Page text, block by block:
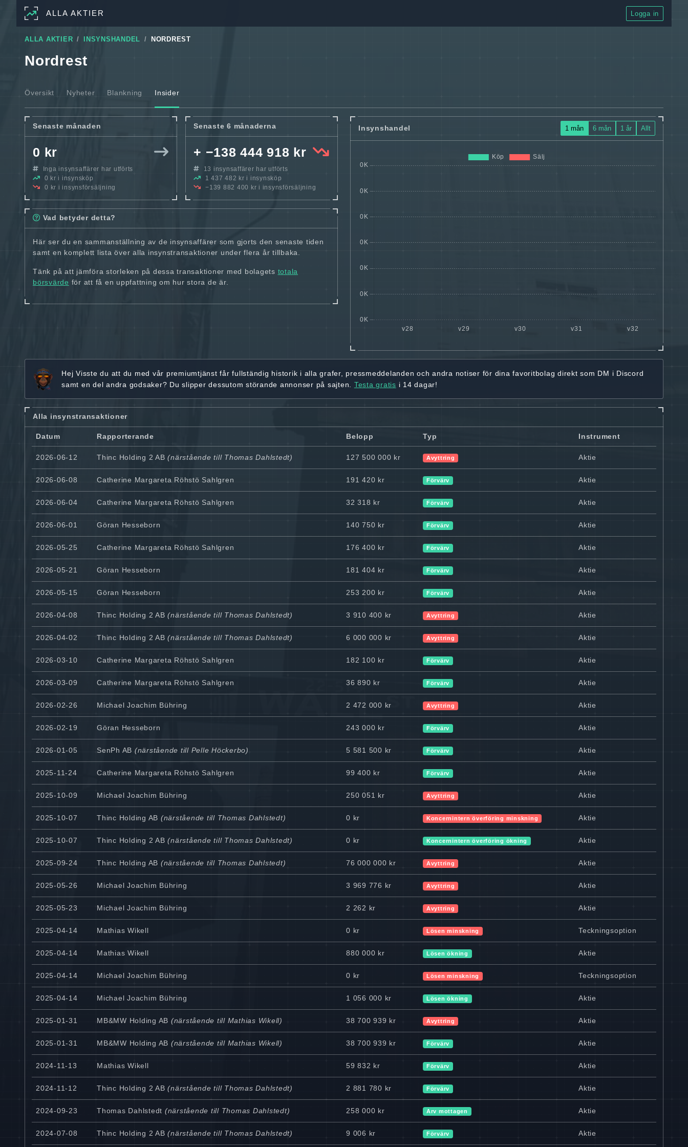
ALLA AKTIER Logga in
ALLA AKTIER INSYNSHANDEL NORDREST
Nordrest
Översikt Nyheter Blankning Insider
Senaste månaden
0 kr
Inga insynsaffärer har utförts
0 kr i insynsköp
0 kr i insynsförsäljning
Senaste 6 månaderna
+ −138 444 918 kr
13 insynsaffärer har utförts
1 437 482 kr i insynsköp
−139 882 400 kr i insynsförsäljning
Vad betyder detta?
Här ser du en sammanställning av de insynsaffärer som gjorts den senaste tiden
samt en komplett lista över alla insynstransaktioner under flera år tillbaka.
Tänk på att jämföra storleken på dessa transaktioner med bolagets totala
börsvärde för att få en uppfattning om hur stora de är.
Insynshandel 1 mån 6 mån 1 år Allt
Hej Visste du att du med vår premiumtjänst fårfullständig historik i alla grafer, pressmeddelanden och andra notiser för dina favoritbolag direkt som DM i Discord
samt en del andra godsaker? Du slipper dessutom störande annonser på sajten. Testa gratis i 14 dagar!
Alla insynstransaktioner
Datum Rapporterande Belopp Typ Instrument
2026-06-12 Thinc Holding 2 AB (närstående till Thomas Dahlstedt) 127 500 000 kr Avyttring Aktie
2026-06-08 Catherine Margareta Röhstö Sahlgren 191 420 kr Förvärv Aktie
2026-06-04 Catherine Margareta Röhstö Sahlgren 32 318 kr Förvärv Aktie
2026-06-01 Göran Hesseborn 140 750 kr Förvärv Aktie
2026-05-25 Catherine Margareta Röhstö Sahlgren 176 400 kr Förvärv Aktie
2026-05-21 Göran Hesseborn 181 404 kr Förvärv Aktie
2026-05-15 Göran Hesseborn 253 200 kr Förvärv Aktie
2026-04-08 Thinc Holding 2 AB (närstående till Thomas Dahlstedt) 3 910 400 kr Avyttring Aktie
2026-04-02 Thinc Holding 2 AB (närstående till Thomas Dahlstedt) 6 000 000 kr Avyttring Aktie
2026-03-10 Catherine Margareta Röhstö Sahlgren 182 100 kr Förvärv Aktie
2026-03-09 Catherine Margareta Röhstö Sahlgren 36 890 kr Förvärv Aktie
2026-02-26 Michael Joachim Bühring 2 472 000 kr Avyttring Aktie
2026-02-19 Göran Hesseborn 243 000 kr Förvärv Aktie
2026-01-05 SenPh AB (närstående till Pelle Höckerbo) 5 581 500 kr Förvärv Aktie
2025-11-24 Catherine Margareta Röhstö Sahlgren 99 400 kr Förvärv Aktie
2025-10-09 Michael Joachim Bühring 250 051 kr Avyttring Aktie
2025-10-07 Thinc Holding AB (närstående till Thomas Dahlstedt) 0 kr Koncernintern överföring minskning Aktie
2025-10-07 Thinc Holding 2 AB (närstående till Thomas Dahlstedt) 0 kr Koncernintern överföring ökning Aktie
2025-09-24 Thinc Holding AB (närstående till Thomas Dahlstedt) 76 000 000 kr Avyttring Aktie
2025-05-26 Michael Joachim Bühring 3 969 776 kr Avyttring Aktie
2025-05-23 Michael Joachim Bühring 2 262 kr Avyttring Aktie
2025-04-14 Mathias Wikell 0 kr Lösen minskning Teckningsoption
2025-04-14 Mathias Wikell 880 000 kr Lösen ökning Aktie
2025-04-14 Michael Joachim Bühring 0 kr Lösen minskning Teckningsoption
2025-04-14 Michael Joachim Bühring 1 056 000 kr Lösen ökning Aktie
2025-01-31 MB&MW Holding AB (närstående till Mathias Wikell) 38 700 939 kr Avyttring Aktie
2025-01-31 MB&MW Holding AB (närstående till Mathias Wikell) 38 700 939 kr Förvärv Aktie
2024-11-13 Mathias Wikell 59 832 kr Förvärv Aktie
2024-11-12 Thinc Holding 2 AB (närstående till Thomas Dahlstedt) 2 881 780 kr Förvärv Aktie
2024-09-23 Thomas Dahlstedt (närstående till Thomas Dahlstedt) 258 000 kr Arv mottagen Aktie
2024-07-08 Thinc Holding 2 AB (närstående till Thomas Dahlstedt) 9 006 kr Förvärv Aktie